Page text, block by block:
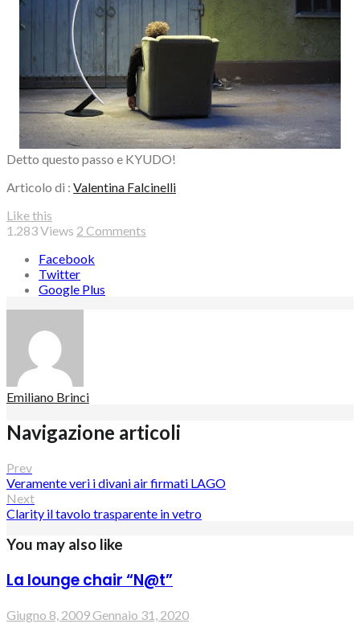
Detto questo passo e KYUDO!
Articolo di : Valentina Falcinelli
Like this
1.283Views 2 Comments
Facebook
Twitter
Google Plus
Emiliano Brinci
Navigazione articoli
Prev
Veramente veri i divani air firmati LAGO
Next
Clarity il tavolo trasparente in vetro
You may also like
La lounge chair “N@t”
Giugno 8, 2009Gennaio 31, 2020